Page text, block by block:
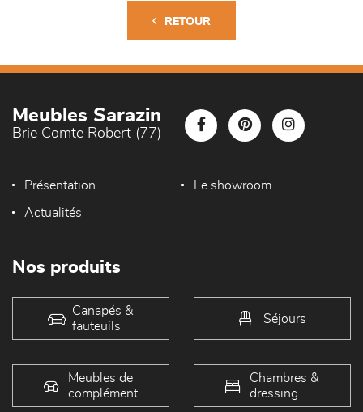
RETOUR
Meubles Sarazin
Brie Comte Robert (77)
Présentation Le showroom
Actualités
Nos produits
Canapés &
fauteuils
Séjours
Meubles de
complément
Chambres &
dressing